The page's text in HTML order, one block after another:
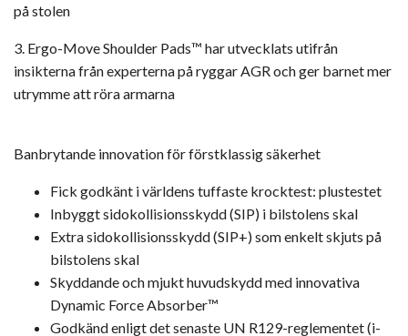
på stolen
3. Ergo-Move Shoulder Pads™ har utvecklats utifrån
insikterna från experterna på ryggar AGR och ger barnet mer
utrymme att röra armarna
Banbrytande innovation för förstklassig säkerhet
Fick godkänt i världens tuffaste krocktest: plustestet
Inbyggt sidokollisionsskydd (SIP) i bilstolens skal
Extra sidokollisionsskydd (SIP+) som enkelt skjuts på
bilstolens skal
Skyddande och mjukt huvudskydd med innovativa
Dynamic Force Absorber™
Godkänd enligt det senaste UN R129-reglementet (i-